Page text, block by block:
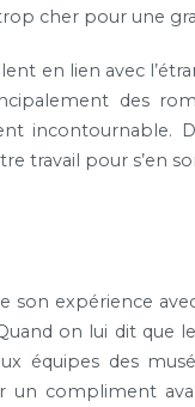
cher pour une
en lien avec
des
incontournable.
travail pour s’en
son expérience
on lui dit que
équipes des
compliment